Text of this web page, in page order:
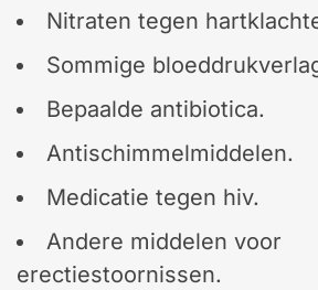
Nitraten tegen
Sommige
Bepaalde antibiotica.
Antischimmelmiddelen.
Medicatie tegen hiv.
Andere middelen voor
erectiestoornissen.